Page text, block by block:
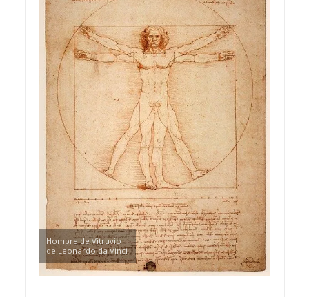
Hombre de Vitruvio
de Leonardo da Vinci